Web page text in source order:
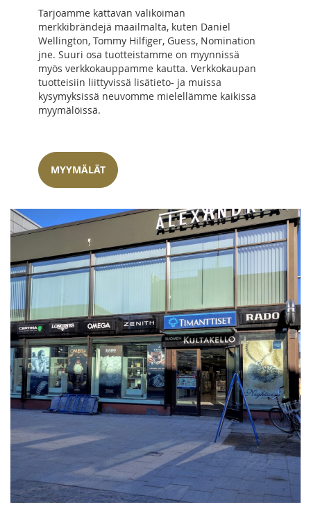
Tarjoamme kattavan valikoiman
merkkibrändejä maailmalta, kuten Daniel
Wellington, Tommy Hilfiger, Guess, Nomination
jne. Suuri osa tuotteistamme on myynnissä
myös verkkokauppamme kautta. Verkkokaupan
tuotteisiin liittyvissä lisätieto- ja muissa
kysymyksissä neuvomme mielellämme kaikissa
myymälöissä.
MYYMÄLÄT